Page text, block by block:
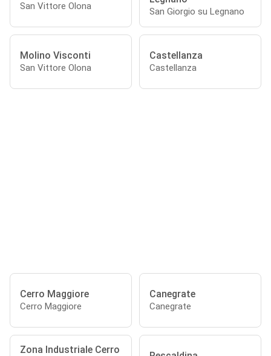
San Vittore Olona
San Giorgio su Legnano
Molino Visconti
San Vittore Olona
Castellanza
Castellanza
Cerro Maggiore
Cerro Maggiore
Canegrate
Canegrate
Zona Industriale Cerro